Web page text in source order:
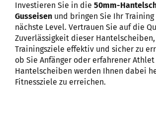
Investieren Sie in die 50mm-
Gusseisen und bringen Sie Ihr Training
nächste Level. Vertrauen Sie auf die
Zuverlässigkeit dieser
Trainingsziele effektiv und sicher zu
ob Sie Anfänger oder erfahrener
Hantelscheiben werden Ihnen dabei
Fitnessziele zu erreichen.